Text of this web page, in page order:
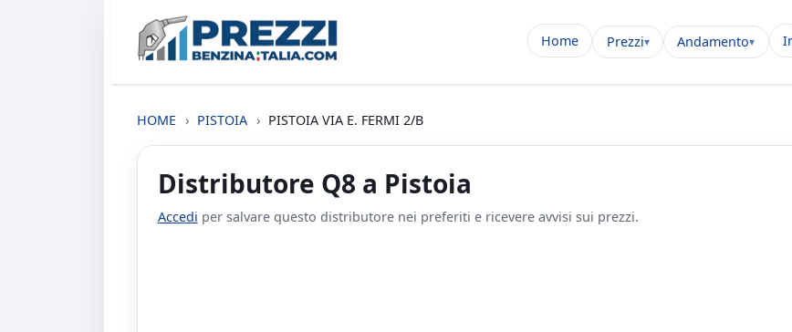
Home Prezzi Andamento
HOME › PISTOIA › PISTOIA VIA E. FERMI 2/B
Distributore Q8 a Pistoia
Accedi per salvare questo distributore nei preferiti e ricevere avvisi sui prezzi.